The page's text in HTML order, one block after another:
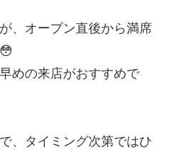
、オープン直後から満席
めの来店がおすすめで
、タイミング次第ではひ